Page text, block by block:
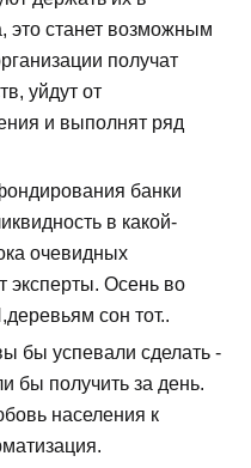
это станет возможным
получат
уйдут от
и выполнят ряд
банки
в какой-
очевидных
эксперты. Осень во
сон тот..
бы успевали сделать -
бы получить за день.
населения к